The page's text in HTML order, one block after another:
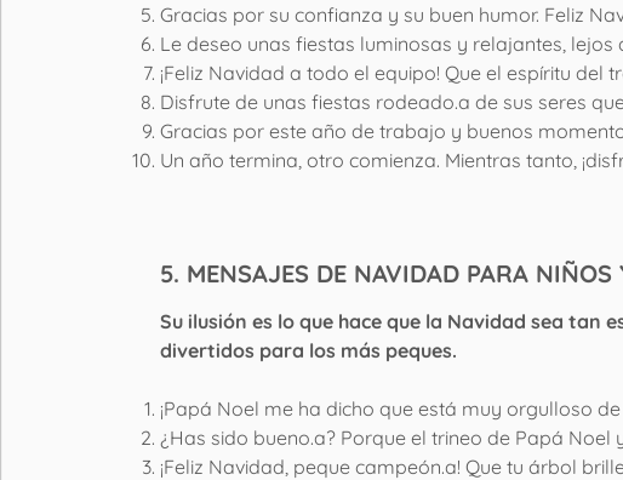
Gracias por su confianza y su buen humor. Feliz
Le deseo unas fiestas luminosas y relajantes,
¡Feliz Navidad a todo el equipo! Que el espíritu
Disfrute de unas fiestas rodeado.a de sus seres
Gracias por este año de trabajo y buenos
Un año termina, otro comienza. Mientras tanto,
5. MENSAJES DE NAVIDAD PARA NIÑOS
Su ilusión es lo que hace que la Navidad sea tan
divertidos para los más peques.
¡Papá Noel me ha dicho que está muy orgulloso
¿Has sido bueno.a? Porque el trineo de Papá Noel
¡Feliz Navidad, peque campeón.a! Que tu árbol